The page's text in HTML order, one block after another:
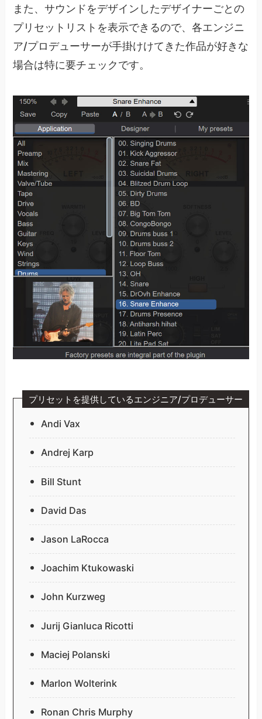
また、サウンドをデザインしたデザイナーごとの
プリセットリストを表示できるので、各エンジニ
ア/プロデューサーが手掛けけてきた作品が好きな
場合は特に要チェックです。
プリセットを提供しているエンジニア/プロデューサー
Andi Vax
Andrej Karp
Bill Stunt
David Das
Jason LaRocca
Joachim Ktukowaski
John Kurzweg
Jurij Gianluca Ricotti
Maciej Polanski
Marlon Wolterink
Ronan Chris Murphy